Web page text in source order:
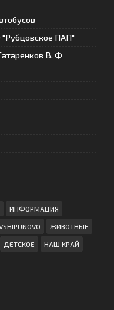
"Рубцовское ПАП"
В. Ф
ИНФОРМАЦИЯ
ЖИВОТНЫЕ
ДЕТСКОЕ НАШ КРАЙ